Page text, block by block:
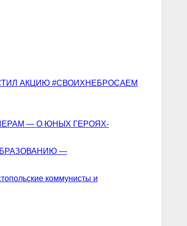
АКЦИЮ #СВОИХНЕБРОСАЕМ
— О ЮНЫХ ГЕРОЯХ-
—
коммунисты и